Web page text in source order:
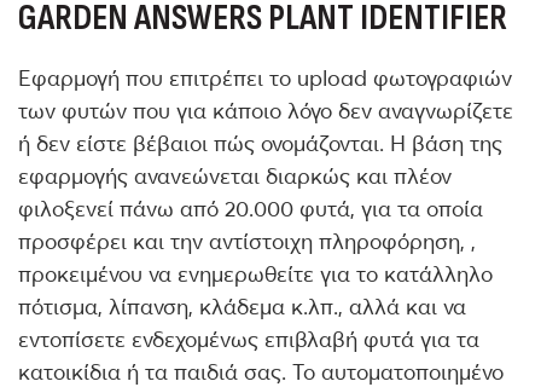
GARDENANSWERSPLANT IDENTIFIER
Εφαρμογή που επιτρέπει το upload φωτογραφιών
των φυτών που για κάποιο λόγο δεν αναγνωρίζετε
ή δεν είστε βέβαιοι πώς ονομάζονται. H βάση της
εφαρμογής ανανεώνεται διαρκώς και πλέον
φιλοξενεί πάνω από 20.000 φυτά, για τα οποία
προσφέρει και την αντίστοιχη πληροφόρηση, ,
προκειμένου να ενημερωθείτε για το κατάλληλο
πότισμα, λίπανση, κλάδεμα κ.λπ., αλλά και να
εντοπίσετε ενδεχομένως επιβλαβή φυτά για τα
κατοικίδια ή τα παιδιά σας. Το αυτοματοποιημένο